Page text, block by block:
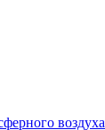
воздуха